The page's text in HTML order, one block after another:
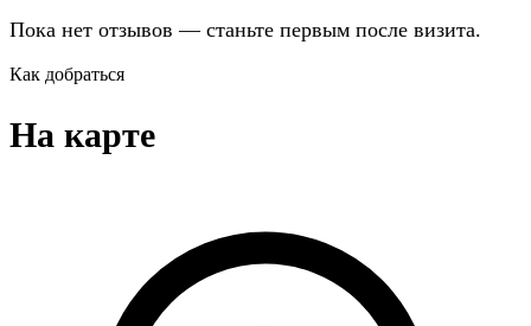
Пока нет отзывов — станьте первым после визита.
Как добраться
На карте